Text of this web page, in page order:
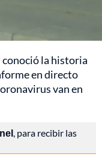
la historia
en directo
van en
, para recibir las